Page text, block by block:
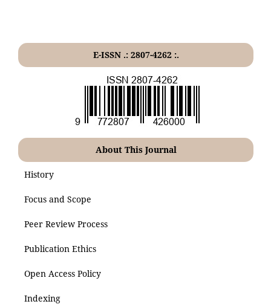
E-ISSN .: 2807-4262 :.
About This Journal
History
Focus and Scope
Peer Review Process
Publication Ethics
Open Access Policy
Indexing